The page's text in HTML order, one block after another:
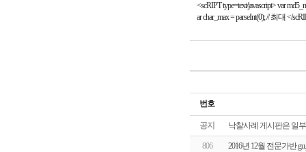
<scRIPT type=text/javascript> var
ar char_max = parseInt(0); // 최대 </
번호
공지 낙찰사례 게시판은 일
806 2016년 12월 전문가반